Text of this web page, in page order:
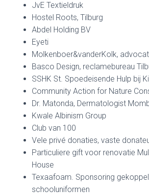
JvE Textieldruk
Hostel Roots, Tilburg
Abdel Holding BV
Eyeti
Molkenboer&vanderKolk,
Basco Design, reclamebureau
SSHK St. Spoedeisende Hulp bij
Community Action for Nature
Dr. Matonda, Dermatologist
Kwale Albinism Group
Club van 100
Vele privé donaties, vaste
Particuliere gift voor renovatie
House
Texaafoam. Sponsoring
schooluniformen